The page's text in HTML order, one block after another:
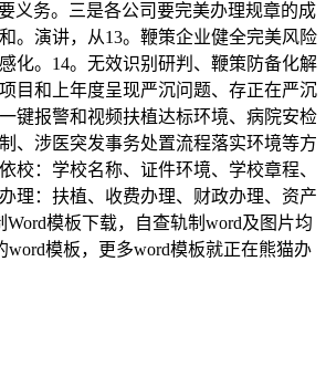
义务。三是各公司要完美办理规章的成
。演讲，从13。鞭策企业健全完美风险
化。14。无效识别研判、鞭策防备化解
目和上年度呈现严沉问题、存正在严沉
键报警和视频扶植达标环境、病院安检
、涉医突发事务处置流程落实环境等方
：学校名称、证件环境、学校章程、
理：扶植、收费办理、财政办理、资产
模板下载，自查轨制word及图片均
模板，更多word模板就正在熊猫办